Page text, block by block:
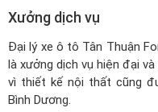
Xưởng dịch vụ
Đại lý xe ô tô Tân Thuận
là xưởng dịch vụ hiện đại
vì thiết kế nội thất cũng
Bình Dương.